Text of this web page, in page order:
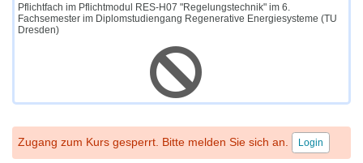
Pflichtfach im Pflichtmodul RES-H07 "Regelungstechnik" im 6.
Fachsemester im Diplomstudiengang Regenerative Energiesysteme (TU
Dresden)
Zugang zum Kurs gesperrt. Bitte melden Sie sich an. Login